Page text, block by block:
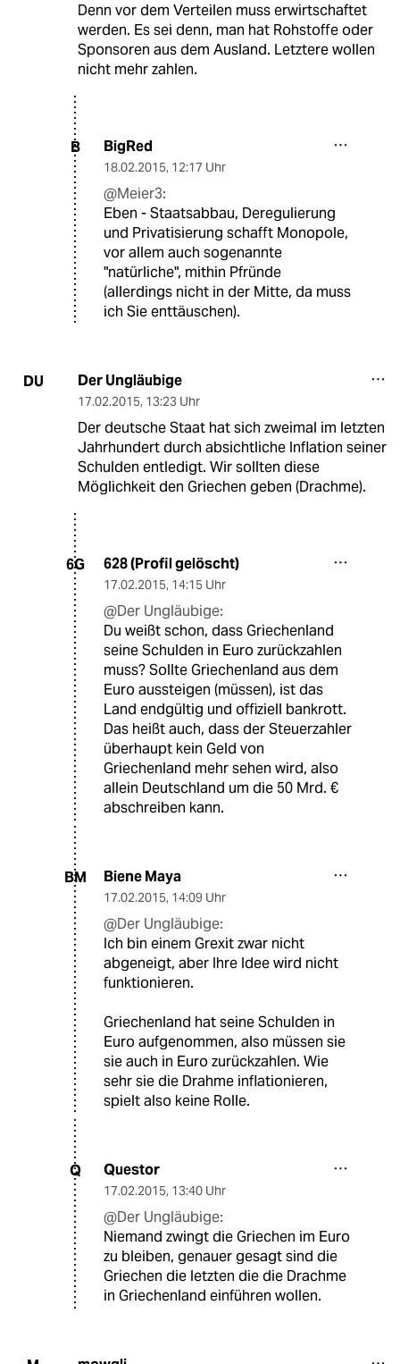
Denn vor dem Verteilen muss erwirtschaftet
werden. Es sei denn, man hat Rohstoffe oder
Sponsoren aus dem Ausland. Letztere wollen
nicht mehr zahlen.
B BigRed
18.02.2015, 12:17 Uhr
@Meier3:
Eben - Staatsabbau, Deregulierung
und Privatisierung schafft Monopole,
vor allem auch sogenannte
"natürliche", mithin Pfründe
(allerdings nicht in der Mitte, da muss
ich Sie enttäuschen).
DU Der Ungläubige
17.02.2015, 13:23 Uhr
Der deutsche Staat hat sich zweimal im letzten
Jahrhundert durch absichtliche Inflation seiner
Schulden entledigt. Wir sollten diese
Möglichkeit den Griechen geben (Drachme).
6G 628 (Profil gelöscht)
17.02.2015, 14:15 Uhr
@Der Ungläubige:
Du weißt schon, dass Griechenland
seine Schulden in Euro zurückzahlen
muss? Sollte Griechenland aus dem
Euro aussteigen (müssen), ist das
Land endgültig und offiziell bankrott.
Das heißt auch, dass der Steuerzahler
überhaupt kein Geld von
Griechenland mehr sehen wird, also
allein Deutschland um die 50 Mrd. €
abschreiben kann.
BM Biene Maya
17.02.2015, 14:09 Uhr
@Der Ungläubige:
Ich bin einem Grexit zwar nicht
abgeneigt, aber Ihre Idee wird nicht
funktionieren.
Griechenland hat seine Schulden in
Euro aufgenommen, also müssen sie
sie auch in Euro zurückzahlen. Wie
sehr sie die Drahme inflationieren,
spielt also keine Rolle.
Q Questor
17.02.2015, 13:40 Uhr
@Der Ungläubige:
Niemand zwingt die Griechen im Euro
zu bleiben, genauer gesagt sind die
Griechen die letzten die die Drachme
in Griechenland einführen wollen.